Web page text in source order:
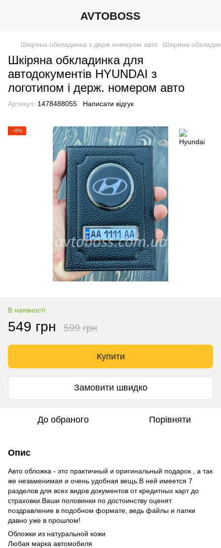
AVTOBOSS
Шкіряна обкладинка з держ номером авто Шкіряна
Шкіряна обкладинка для
автодокументів HYUNDAI з
логотипом і держ. номером авто
Артикул: 1478488055 Написати відгук
−8%
В наявності
549 грн 599 грн
Купити
Замовити швидко
До обраного Порівняти
Опис
Авто обложка - это практичный и оригинальный подарок , а так
же незаменимая и очень удобная вещь.В ней имеется 7
разделов для всех видов документов от кредитных карт до
страховки.Ваши половинки по достоинству оценят
поздравление в подобном формате, ведь файлы и папки
давно уже в прошлом!
Обложки из натуральной кожи
Любая марка автомобиля